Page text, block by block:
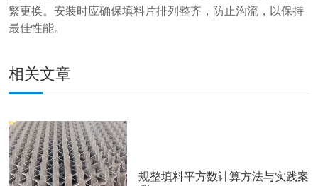
繁更换。安装时应确保填料片排列整齐，防止沟流，以保持
最佳性能。
相关文章
规整填料平方数计算方法与实践案